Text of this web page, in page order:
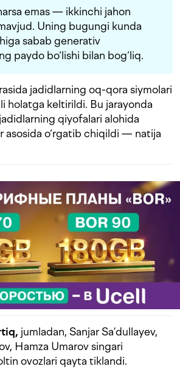
emas — ikkinchi jahon
Uning bugungi kunda
sabab generativ
paydo bo‘lishi bilan bog‘liq.
jadidlarning oq-qora siymolari
holatga keltirildi. Bu jarayonda
qiyofalari alohida
asosida o‘rgatib chiqildi — natija
jumladan, Sanjar Sa’dullayev,
Hamza Umarov singari
ovozlari qayta tiklandi.